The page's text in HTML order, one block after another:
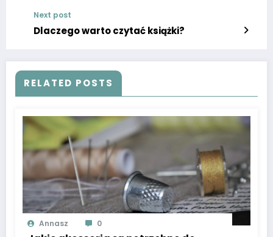
Next post
Dlaczego warto czytać książki?
RELATED POSTS
Annasz 0